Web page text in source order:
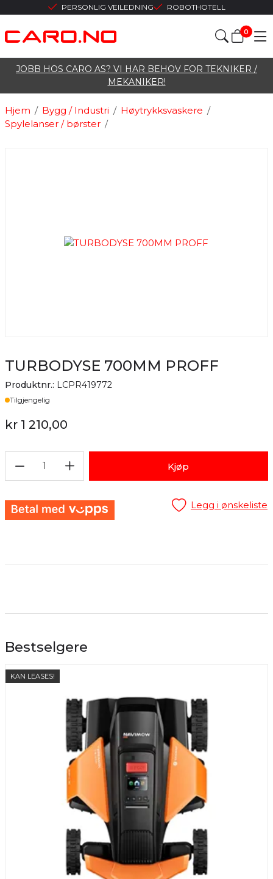
PERSONLIG VEILEDNING ROBOTHOTELL
0
JOBB HOS CARO AS? VI HAR BEHOV FOR TEKNIKER /
MEKANIKER!
/
Hjem /
Bygg / Industri /
Høytrykksvaskere
/
Spylelanser / børster
TURBODYSE 700MM PROFF
Produktnr.: LCPR419772
Lager
Tilgjengelig
kr 1 210,00
1 Kjøp
Legg i ønskeliste
Bestselgere
KAN LEASES!